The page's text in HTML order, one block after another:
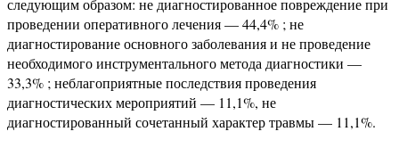
следующим образом: не диагностированное повреждение при
проведении оперативного лечения — 44,4% ; не
диагностирование основного заболевания и не проведение
необходимого инструментального метода диагностики —
33,3% ; неблагоприятные последствия проведения
диагностических мероприятий — 11,1%, не
диагностированный сочетанный характер травмы — 11,1%.